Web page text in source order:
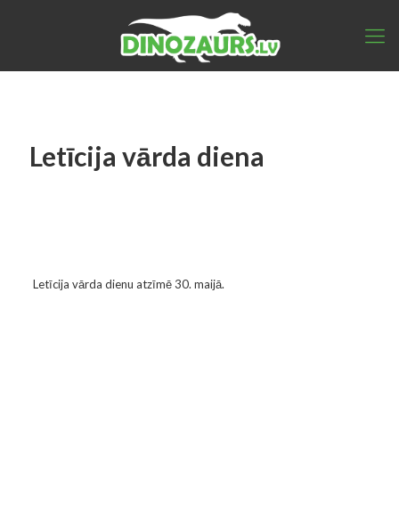
Letīcija vārda diena
Letīcija vārda dienu atzīmē 30. maijā.